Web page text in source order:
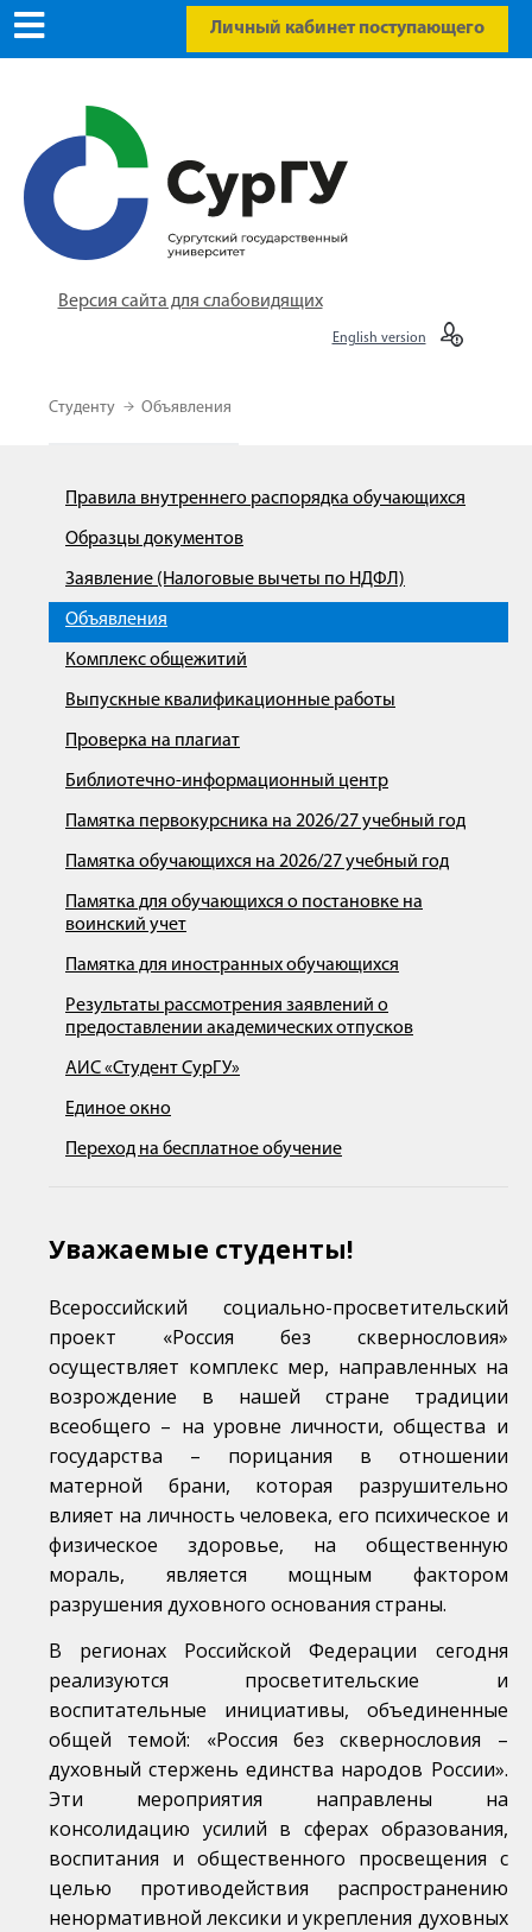
Личный кабинет поступающего
Версия сайта для слабовидящих
English version
Студенту Объявления
Правила внутреннего распорядка обучающихся
Образцы документов
Заявление (Налоговые вычеты по НДФЛ)
Объявления
Комплекс общежитий
Выпускные квалификационные работы
Проверка на плагиат
Библиотечно-информационный центр
Памятка первокурсника на 2026/27 учебный год
Памятка обучающихся на 2026/27 учебный год
Памятка для обучающихся о постановке на
воинский учет
Памятка для иностранных обучающихся
Результаты рассмотрения заявлений о
предоставлении академических отпусков
АИС «Студент СурГУ»
Единое окно
Переход на бесплатное обучение
Уважаемые студенты!
Всероссийский социально-просветительский
проект «Россия без сквернословия»
осуществляет комплекс мер, направленных на
возрождение в нашей стране традиции
всеобщего – на уровне личности, общества и
государства – порицания в отношении
матерной брани, которая разрушительно
влияет на личность человека, его психическое и
физическое здоровье, на общественную
мораль, является мощным фактором
разрушения духовного основания страны.
В регионах Российской Федерации сегодня
реализуются просветительские и
воспитательные инициативы, объединенные
общей темой: «Россия без сквернословия –
духовный стержень единства народов России».
Эти мероприятия направлены на
консолидацию усилий в сферах образования,
воспитания и общественного просвещения с
целью противодействия распространению
ненормативной лексики и укрепления духовных